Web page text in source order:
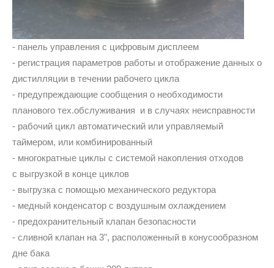
- панель управления с цифровым дисплеем
- регистрация параметров работы и отображение данных о
дистилляции в течении рабочего цикла
- предупреждающие сообщения о необходимости
планового тех.обслуживания и в случаях неисправности
- рабочий цикл автоматический или управляемый
таймером, или комбинированный
- многократные циклы с системой накопления отходов
с выгрузкой в конце циклов
- выгрузка с помощью механического редуктора
- медный конденсатор с воздушным охлаждением
- предохранительный клапан безопасности
- сливной клапан на 3", расположенный в конусообразном
дне бака